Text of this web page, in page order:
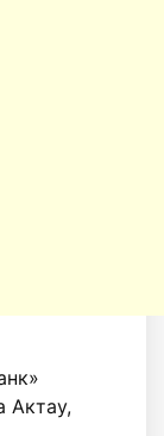
Актау,